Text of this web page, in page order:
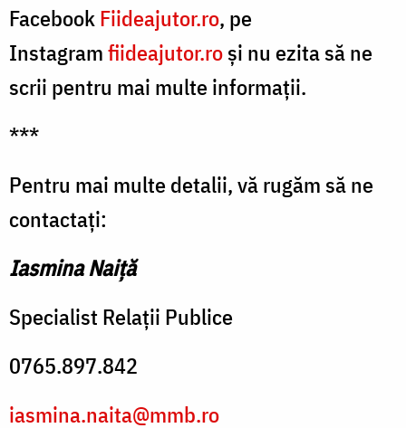
FacebookFiideajutor.ro, pe
Instagramfiideajutor.roşi nu ezita să ne
scrii pentru mai multe informații.
***
Pentru mai multe detalii, vă rugăm să ne
contactați:
Iasmina Naiță
Specialist Relații Publice
0765.897.842
iasmina.naita@mmb.ro